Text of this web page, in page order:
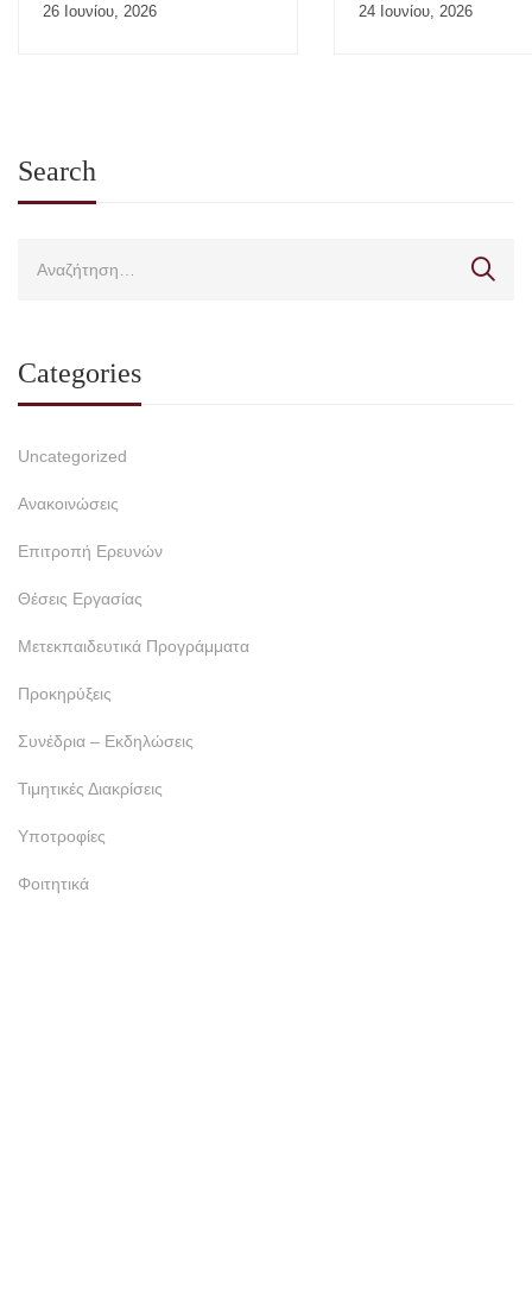
Ιούλιος 2026
26 Ιουνίου, 2026 24 Ιουνίου, 2026
Search
Categories
Uncategorized
Ανακοινώσεις
Επιτροπή Ερευνών
Θέσεις Εργασίας
Μετεκπαιδευτικά Προγράμματα
Προκηρύξεις
Συνέδρια – Εκδηλώσεις
Τιμητικές Διακρίσεις
Υποτροφίες
Φοιτητικά